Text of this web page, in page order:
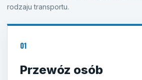
rodzaju transportu.
01
Przewóz osób